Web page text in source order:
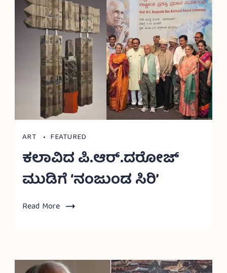
ART FEATURED
ಕಲಾವಿದ ಪಿ.ಆರ್.ದರೋಜ್
ಮುಡಿಗೆ ‘ನಂಜುಂಡ ಸಿರಿ’
Read More